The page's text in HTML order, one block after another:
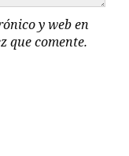
y web en
que comente.